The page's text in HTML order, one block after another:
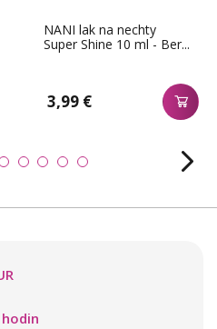
NANI lak na nechty
Super Shine 10 ml - Ber...
3,99 €